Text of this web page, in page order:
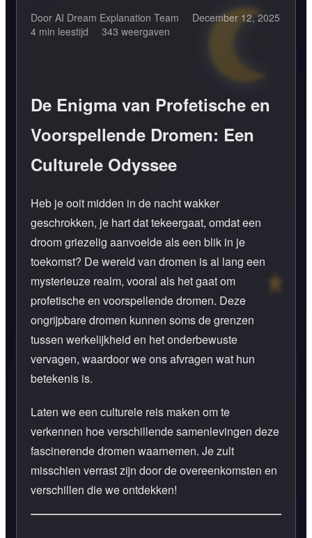
Door AI Dream Explanation Team
December 12, 2025
4 min leestijd
343 weergaven
De Enigma van Profetische en
Voorspellende Dromen: Een
Culturele Odyssee
Heb je ooit midden in de nacht wakker
geschrokken, je hart dat tekeergaat, omdat een
droom griezelig aanvoelde als een blik in je
toekomst? De wereld van dromen is al lang een
mysterieuze realm, vooral als het gaat om
profetische en voorspellende dromen. Deze
ongrijpbare dromen kunnen soms de grenzen
tussen werkelijkheid en het onderbewuste
vervagen, waardoor we ons afvragen wat hun
betekenis is.
Laten we een culturele reis maken om te
verkennen hoe verschillende samenlevingen deze
fascinerende dromen waarnemen. Je zult
misschien verrast zijn door de overeenkomsten en
verschillen die we ontdekken!